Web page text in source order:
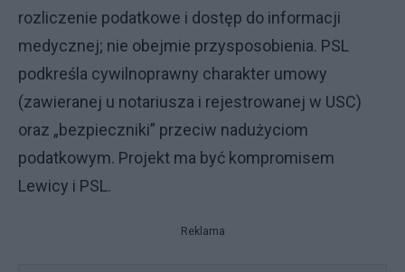
rozliczenie podatkowe i dostęp do informacji
medycznej; nie obejmie przysposobienia. PSL
podkreśla cywilnoprawny charakter umowy
(zawieranej u notariusza i rejestrowanej w USC)
oraz „bezpieczniki” przeciw nadużyciom
podatkowym. Projekt ma być kompromisem
Lewicy i PSL.
Reklama